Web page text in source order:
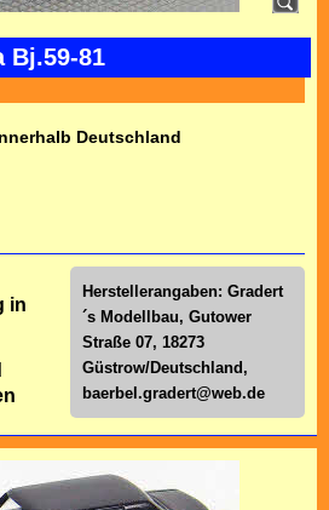
Bj.59-81
Deutschland
Herstellerangaben: Gradert
´s Modellbau, Gutower
Straße 07, 18273
Güstrow/Deutschland,
baerbel.gradert@web.de
in